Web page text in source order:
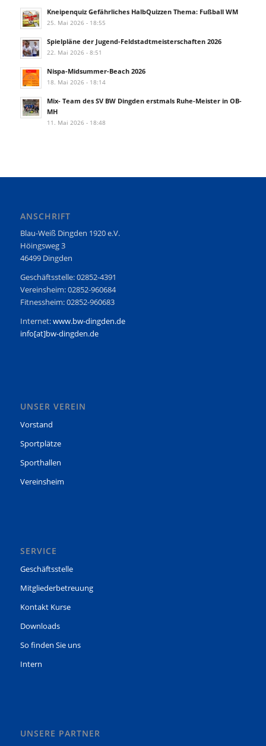
Kneipenquiz Gefährliches HalbQuizzen Thema: Fußball WM
25. Mai 2026 - 18:55
Spielpläne der Jugend-Feldstadtmeisterschaften 2026
22. Mai 2026 - 8:51
Nispa-Midsummer-Beach 2026
18. Mai 2026 - 18:14
Mix- Team des SV BW Dingden erstmals Ruhe-Meister in OB-
MH
11. Mai 2026 - 18:48
ANSCHRIFT
Blau-Weiß Dingden 1920 e.V.
Höingsweg 3
46499 Dingden
Geschäftsstelle: 02852-4391
Vereinsheim: 02852-960684
Fitnessheim: 02852-960683
Internet:www.bw-dingden.de
info[at]bw-dingden.de
UNSER VEREIN
Vorstand
Sportplätze
Sporthallen
Vereinsheim
SERVICE
Geschäftsstelle
Mitgliederbetreuung
Kontakt Kurse
Downloads
So finden Sie uns
Intern
UNSERE PARTNER